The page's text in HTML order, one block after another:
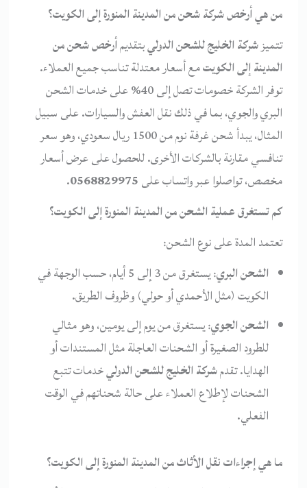
من هي أرخص شركة شحن من المدينة المنورة إلى الكويت؟
تتميزشركة الخليج للشحن الدوليبتقديمأرخص شحن من
المدينة إلى الكويتمع أسعار معتدلة تناسب جميع العملاء.
توفر الشركة خصومات تصل إلى 40% على خدمات الشحن
البري والجوي، بما في ذلك نقل العفش والسيارات. على سبيل
المثال، يبدأ شحن غرفة نوم من 1500 ريال سعودي، وهو سعر
تنافسي مقارنة بالشركات الأخرى. للحصول على عرض أسعار
مخصص، تواصلوا عبر واتساب على0568829975
.
كم تستغرق عملية الشحن من المدينة المنورة إلى الكويت؟
تعتمد المدة على نوع الشحن:
الشحن البري
: يستغرق من 3 إلى 5 أيام، حسب الوجهة في
الكويت (مثل الأحمدي أو حولي) وظروف الطريق.
الشحن الجوي: يستغرق من يوم إلى يومين، وهو مثالي
للطرود الصغيرة أو الشحنات العاجلة مثل المستندات أو
الهدايا. تقدمشركة الخليج للشحن الدوليخدمات تتبع
الشحنات لإطلاع العملاء على حالة شحناتهم في الوقت
الفعلي.
ما هي إجراءات نقل الأثاث من المدينة المنورة إلى الكويت؟